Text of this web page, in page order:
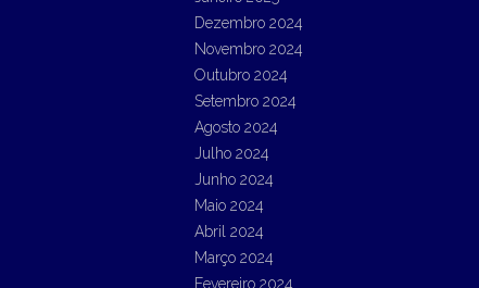
Dezembro 2024
Novembro 2024
Outubro 2024
Setembro 2024
Agosto 2024
Julho 2024
Junho 2024
Maio 2024
Abril 2024
Março 2024
Fevereiro 2024